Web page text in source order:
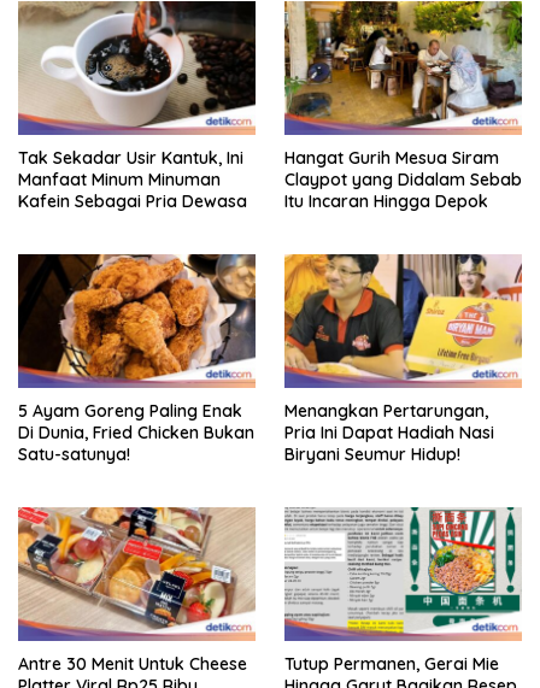
Tak Sekadar Usir Kantuk, Ini
Manfaat Minum Minuman
Kafein Sebagai Pria Dewasa
Hangat Gurih Mesua Siram
Claypot yang Didalam Sebab
Itu Incaran Hingga Depok
5 Ayam Goreng Paling Enak
Di Dunia, Fried Chicken Bukan
Satu-satunya!
Menangkan Pertarungan,
Pria Ini Dapat Hadiah Nasi
Biryani Seumur Hidup!
Antre 30 Menit Untuk Cheese
Tutup Permanen, Gerai Mie